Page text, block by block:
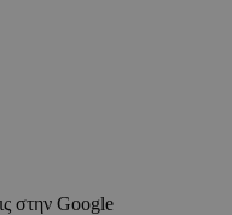
στην Google